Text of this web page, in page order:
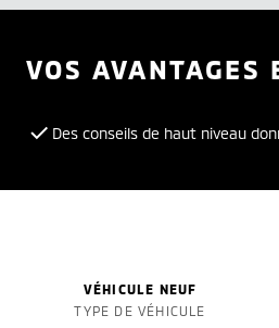
VOS AVANTAGES
Des conseils de haut niveau
VÉHICULE NEUF
TYPE DE VÉHICULE